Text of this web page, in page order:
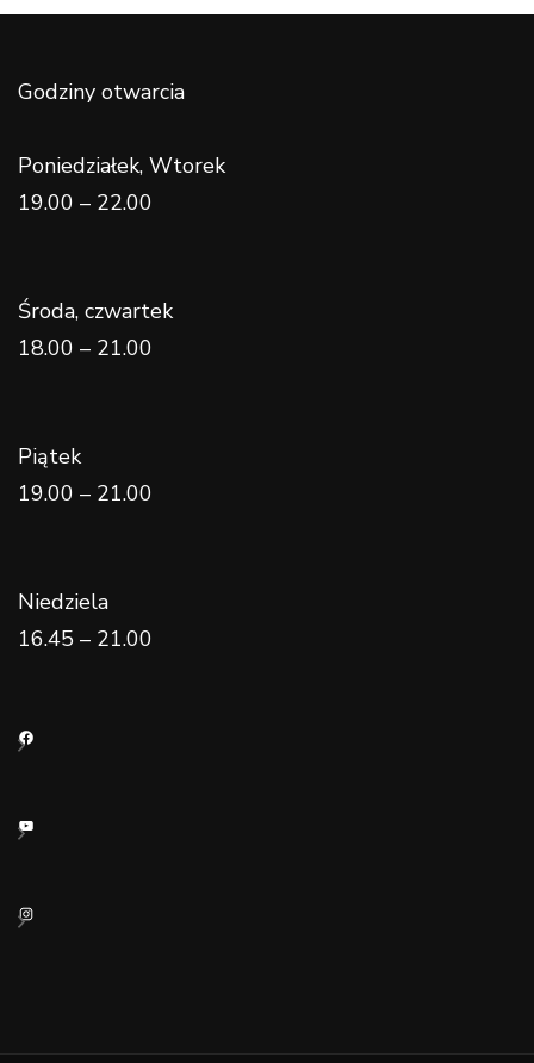
Godziny otwarcia
Poniedziałek, Wtorek
19.00 – 22.00
Środa, czwartek
18.00 – 21.00
Piątek
19.00 – 21.00
Niedziela
16.45 – 21.00
Facebook
YouTube
Instagram